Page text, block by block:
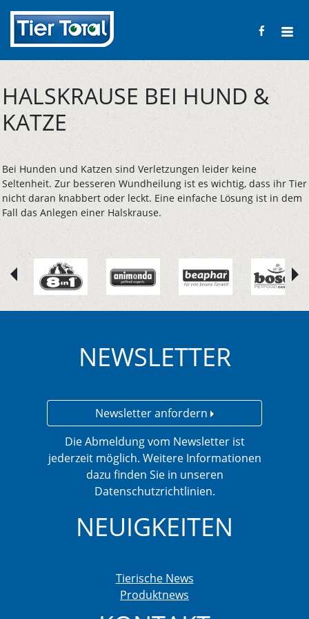
HALSKRAUSE BEI HUND &
KATZE
Bei Hunden und Katzen sind Verletzungen leider keine
Seltenheit. Zur besseren Wundheilung ist es wichtig, dass ihr Tier
nicht daran knabbert oder leckt. Eine einfache Lösung ist in dem
Fall das Anlegen einer Halskrause.
NEWSLETTER
Newsletter anfordern
Die Abmeldung vom Newsletter ist
jederzeit möglich. Weitere Informationen
dazu finden Sie in unseren
Datenschutzrichtlinien.
NEUIGKEITEN
Tierische News
Produktnews